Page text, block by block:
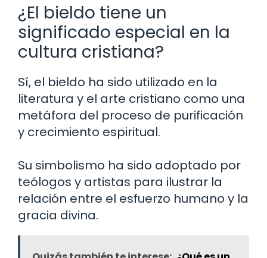
¿El bieldo tiene un
significado especial en la
cultura cristiana?
Sí, el bieldo ha sido utilizado en la
literatura y el arte cristiano como una
metáfora del proceso de purificación
y crecimiento espiritual.
Su simbolismo ha sido adoptado por
teólogos y artistas para ilustrar la
relación entre el esfuerzo humano y la
gracia divina.